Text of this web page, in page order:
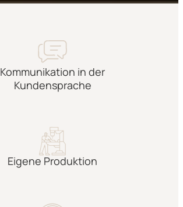
Kommunikation in der
Kundensprache
Eigene Produktion